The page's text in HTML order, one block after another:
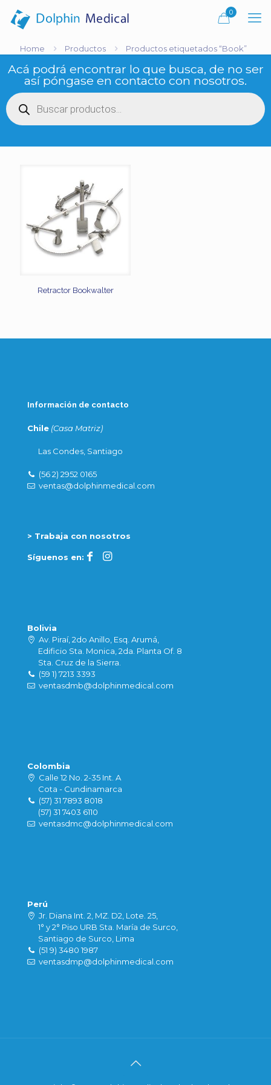
0
Home Productos Productos etiquetados “Book”
Acá podrá encontrar lo que busca, de no ser
así póngase en contacto con nosotros.
Búsqueda
de
productos
Retractor Bookwalter
Información de contacto
Chile (Casa Matriz)
Las Condes, Santiago
(56 2) 2952 0165
ventas@dolphinmedical.com
> Trabaja con nosotros
Síguenos en:
Bolivia
Av. Piraí, 2do Anillo, Esq. Arumá,
Edificio Sta. Monica, 2da. Planta Of. 8
Sta. Cruz de la Sierra.
(59 1) 7213 3393
ventasdmb@dolphinmedical.com
Colombia
Calle 12 No. 2-35 Int. A
Cota - Cundinamarca
(57) 31 7893 8018
(57) 31 7403 6110
ventasdmc@dolphinmedical.com
Perú
Jr. Diana Int. 2, MZ. D2, Lote. 25,
1° y 2° Piso URB Sta. María de Surco,
Santiago de Surco, Lima
(51 9) 3480 1987
ventasdmp@dolphinmedical.com